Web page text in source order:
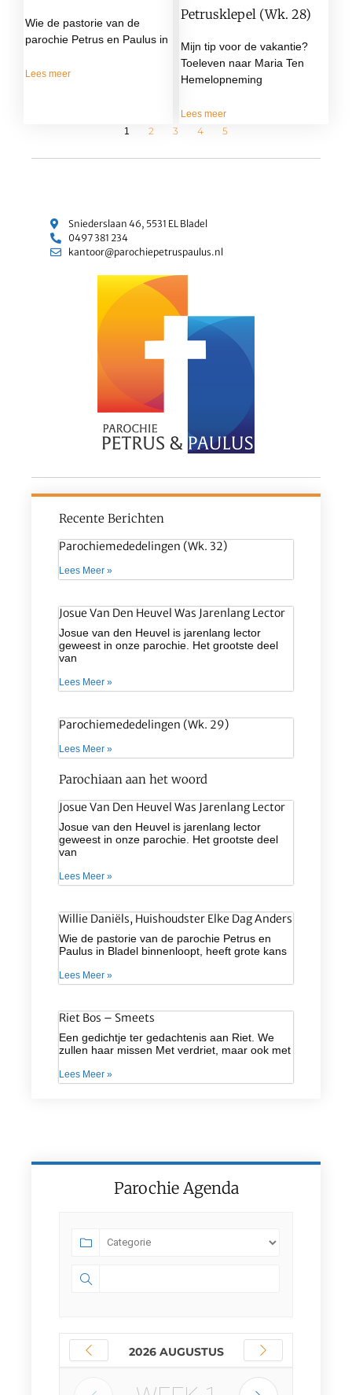
Wie de pastorie van de
parochie Petrus en Paulus in
Lees meer
Petrusklepel (wk. 28)
Mijn tip voor de vakantie?
Toeleven naar Maria Ten
Hemelopneming
Lees meer
1
2 3 4 5
Sniederslaan 46, 5531 EL Bladel
0497 381 234
kantoor@parochiepetruspaulus.nl
Recente Berichten
Parochiemededelingen (wk. 32)
Lees Meer »
Josue Van Den Heuvel Was Jarenlang Lector
Josue van den Heuvel is jarenlang lector
geweest in onze parochie. Het grootste deel
van
Lees Meer »
Parochiemededelingen (wk. 29)
Lees Meer »
Parochiaan aan het woord
Josue Van Den Heuvel Was Jarenlang Lector
Josue van den Heuvel is jarenlang lector
geweest in onze parochie. Het grootste deel
van
Lees Meer »
Willie Daniëls, Huishoudster Elke Dag Anders
Wie de pastorie van de parochie Petrus en
Paulus in Bladel binnenloopt, heeft grote kans
Lees Meer »
Riet Bos – Smeets
Een gedichtje ter gedachtenis aan Riet. We
zullen haar missen Met verdriet, maar ook met
Lees Meer »
Parochie Agenda
2026 AUGUSTUS